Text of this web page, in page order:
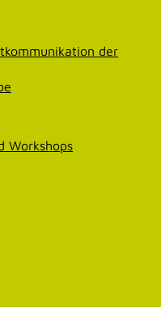
der
Workshops